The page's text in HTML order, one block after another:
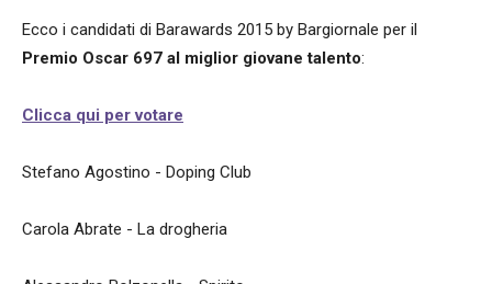
Ecco i candidati di Barawards 2015 by Bargiornale per il
Premio Oscar 697 al miglior giovane talento:
Clicca qui per votare
Stefano Agostino - Doping Club
Carola Abrate - La drogheria